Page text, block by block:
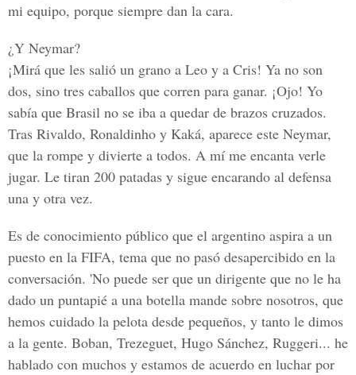
mi equipo, porque siempre dan la cara.
¿Y Neymar?
¡Mirá que les salió un grano a Leo y a Cris! Ya no son
dos, sino tres caballos que corren para ganar. ¡Ojo! Yo
sabía que Brasil no se iba a quedar de brazos cruzados.
Tras Rivaldo, Ronaldinho y Kaká, aparece este Neymar,
que la rompe y divierte a todos. A mí me encanta verle
jugar. Le tiran 200 patadas y sigue encarando al defensa
una y otra vez.
Es de conocimiento público que el argentino aspira a un
puesto en la FIFA, tema que no pasó desapercibido en la
conversación. 'No puede ser que un dirigente que no le ha
dado un puntapié a una botella mande sobre nosotros, que
hemos cuidado la pelota desde pequeños, y tanto le dimos
a la gente. Boban, Trezeguet, Hugo Sánchez, Ruggeri... he
hablado con muchos y estamos de acuerdo en luchar por